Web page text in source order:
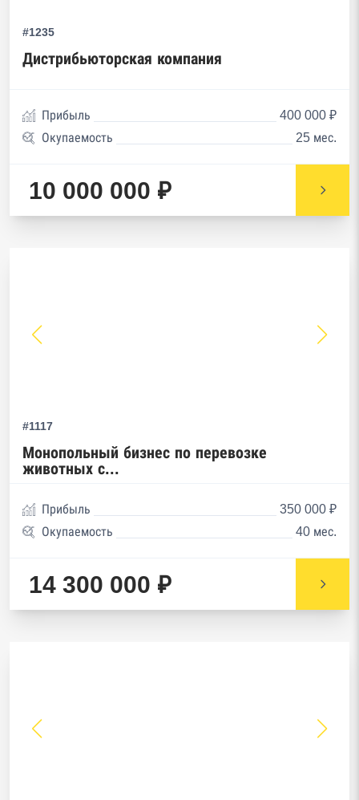
#1235
Дистрибьюторская компания
Прибыль
400 000 ₽
Окупаемость
25 мес.
10 000 000 ₽
#1117
Монопольный бизнес по перевозке
животных с...
Прибыль
350 000 ₽
Окупаемость
40 мес.
14 300 000 ₽